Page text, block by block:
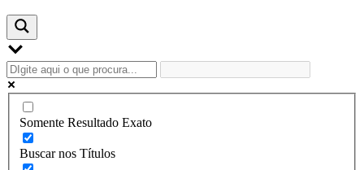
Somente Resultado Exato
Buscar nos Títulos